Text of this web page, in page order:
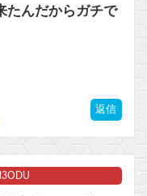
たんだからガチで
返信